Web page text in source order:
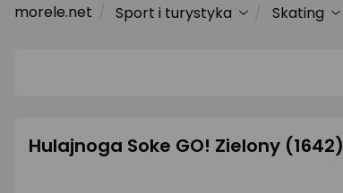
Laptopy
Smartfony i smartwatche
morele.net Sport i turystyka Skating
Hulajnoga Soke GO! Zielony (1642)